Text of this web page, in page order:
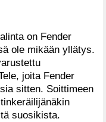
on Fender
ole mikään yllätys.
joita Fender
sitten. Soittimeen
suosikista.